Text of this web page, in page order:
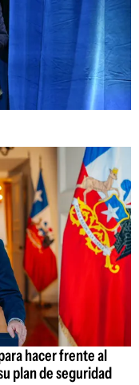
hacer frente al
plan de seguridad